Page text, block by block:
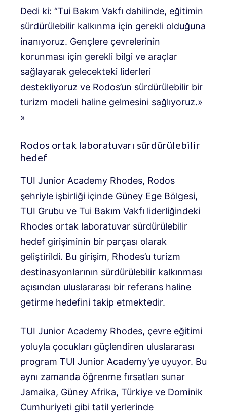
Dedi ki: “Tui Bakım Vakfı dahilinde, eğitimin
sürdürülebilir kalkınma için gerekli olduğuna
inanıyoruz. Gençlere çevrelerinin
korunması için gerekli bilgi ve araçlar
sağlayarak gelecekteki liderleri
destekliyoruz ve Rodos’un sürdürülebilir bir
turizm modeli haline gelmesini sağlıyoruz.»
»
Rodos ortak laboratuvarı sürdürülebilir
hedef
TUI Junior Academy Rhodes, Rodos
şehriyle işbirliği içinde Güney Ege Bölgesi,
TUI Grubu ve Tui Bakım Vakfı liderliğindeki
Rhodes ortak laboratuvar sürdürülebilir
hedef girişiminin bir parçası olarak
geliştirildi. Bu girişim, Rhodes’u turizm
destinasyonlarının sürdürülebilir kalkınması
açısından uluslararası bir referans haline
getirme hedefini takip etmektedir.
TUI Junior Academy Rhodes, çevre eğitimi
yoluyla çocukları güçlendiren uluslararası
program TUI Junior Academy’ye uyuyor. Bu
aynı zamanda öğrenme fırsatları sunar
Jamaika, Güney Afrika, Türkiye ve Dominik
Cumhuriyeti gibi tatil yerlerinde